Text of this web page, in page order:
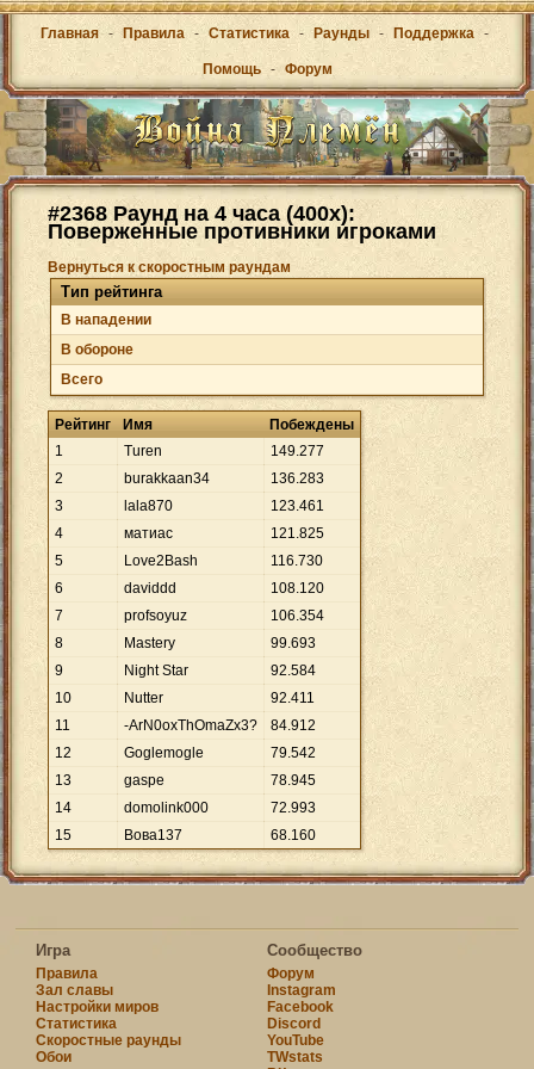
Главная - Правила - Статистика - Раунды - Поддержка -
Помощь - Форум
#2368 Раунд на 4 часа (400х):
Поверженные противники игроками
Вернуться к скоростным раундам
Тип рейтинга
В нападении
В обороне
Всего
Рейтинг Имя
Побеждены
1
Turen 149.277
2
burakkaan34 136.283
3
lala870 123.461
4
матиас 121.825
5
Love2Bash 116.730
6
daviddd 108.120
7
profsoyuz 106.354
8
Mastery 99.693
9
Night Star 92.584
10
Nutter 92.411
11
-ArN0oxThOmaZx3? 84.912
12
Goglemogle 79.542
13
gaspe 78.945
14
domolink000 72.993
15
Вова137 68.160
Игра
Правила
Зал славы
Настройки миров
Статистика
Скоростные раунды
Обои
Сообщество
Форум
Instagram
Facebook
Discord
YouTube
TWstats